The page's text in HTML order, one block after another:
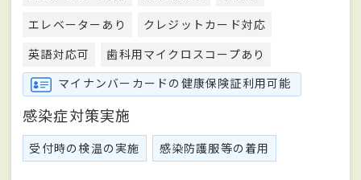
エレベーターあり
クレジットカード対応
英語対応可
歯科用マイクロスコープあり
マイナンバーカードの健康保険証利用可能
感染症対策実施
受付時の検温の実施 感染防護服等の着用